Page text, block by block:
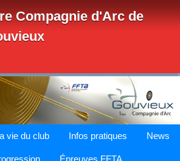
Compagnie d'Arc de
vie du club Infos pratiques News
Épreuves FFTA